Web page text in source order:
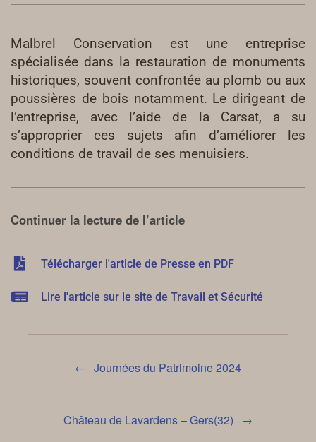
Malbrel Conservation est une entreprise
spécialisée dans la restauration de monuments
historiques, souvent confrontée au plomb ou aux
poussières de bois notamment. Le dirigeant de
l’entreprise, avec l’aide de la Carsat, a su
s’approprier ces sujets afin d’améliorer les
conditions de travail de ses menuisiers.
Continuer la lecture de l’article
Télécharger l'article de Presse en PDF
Lire l'article sur le site de Travail et Sécurité
← Journées du Patrimoine 2024
Château de Lavardens – Gers(32) →